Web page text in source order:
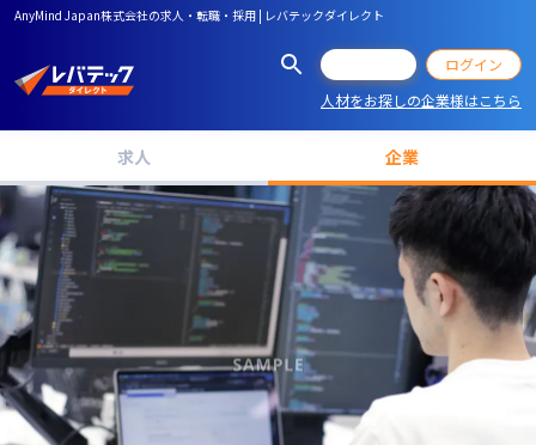
AnyMind Japan株式会社の求人・転職・採用 | レバテックダイレクト
ログイン
人材をお探しの企業様はこちら
求人 企業